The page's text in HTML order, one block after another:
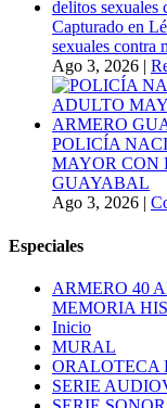
Capturado en
sexuales contra
Ago 3, 2026 |
POLICÍA
MAYOR CON
GUAYABAL
Ago 3, 2026 |
Especiales
ARMERO 40
MEMORIA
Inicio
MURAL
ORALOTECA
SERIE